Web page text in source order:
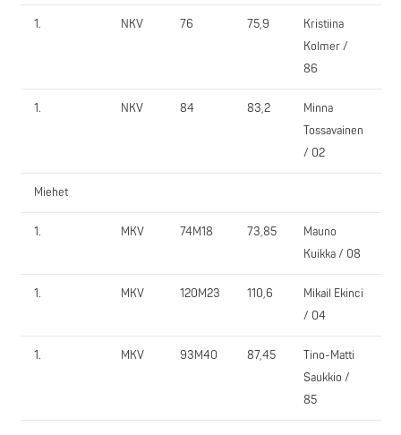
1. NKV 76 75,9
Kristiina
Kolmer /
86
1. NKV 84 83,2
Minna
Tossavainen
/ 02
Miehet
1. MKV 74M18 73,85
Mauno
Kuikka / 08
1. MKV 120M23 110,6
Mikail Ekinci
/ 04
1. MKV 93M40 87,45
Tino-Matti
Saukkio /
85